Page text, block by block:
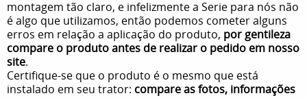
montagem tão claro, e infelizmente a Serie para nós não
é algo que utilizamos, então podemos cometer alguns
erros em relação a aplicação do produto, por gentileza
compare o produto antes de realizar o pedido em nosso
site.
Certifique-se que o produto é o mesmo que está
instalado em seu trator: compare as fotos, informações